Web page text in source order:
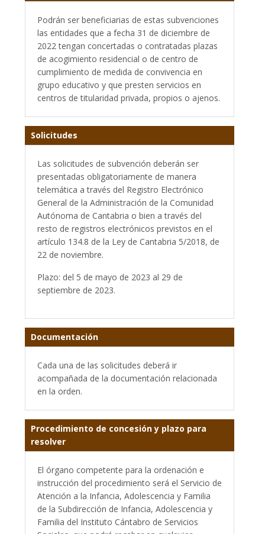
Podrán ser beneficiarias de estas subvenciones
las entidades que a fecha 31 de diciembre de
2022 tengan concertadas o contratadas plazas
de acogimiento residencial o de centro de
cumplimiento de medida de convivencia en
grupo educativo y que presten servicios en
centros de titularidad privada, propios o ajenos.
Solicitudes
Las solicitudes de subvención deberán ser
presentadas obligatoriamente de manera
telemática a través del Registro Electrónico
General de la Administración de la Comunidad
Autónoma de Cantabria o bien a través del
resto de registros electrónicos previstos en el
artículo 134.8 de la Ley de Cantabria 5/2018, de
22 de noviembre.
Plazo: del 5 de mayo de 2023 al 29 de
septiembre de 2023.
Documentación
Cada una de las solicitudes deberá ir
acompañada de la documentación relacionada
en la orden.
Procedimiento de concesión y plazo para
resolver
El órgano competente para la ordenación e
instrucción del procedimiento será el Servicio de
Atención a la Infancia, Adolescencia y Familia
de la Subdirección de Infancia, Adolescencia y
Familia del Instituto Cántabro de Servicios